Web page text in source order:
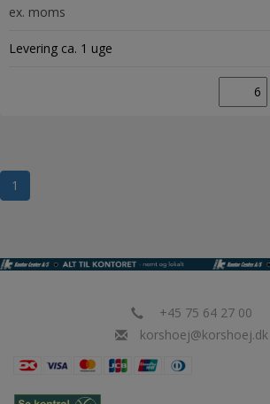
ex. moms
Levering ca. 1 uge
1
+45 75 64 27 00
korshoej@korshoej.dk